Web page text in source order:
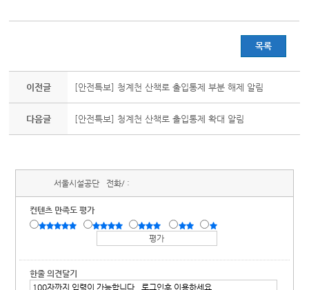
목록
이전글 [안전특보] 청계천 산책로 출입통제 부분 해제 알림
다음글 [안전특보] 청계천 산책로 출입통제 확대 알림
서울시설공단 전화/ :
컨텐츠 만족도 평가
한줄 의견달기